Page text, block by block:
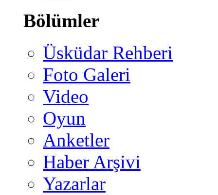
Bölümler
Üsküdar Rehberi
Foto Galeri
Video
Oyun
Anketler
Haber Arşivi
Yazarlar